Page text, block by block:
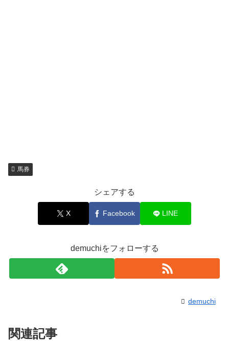
馬券
シェアする
X Facebook LINE
demuchiをフォローする
demuchi
関連記事